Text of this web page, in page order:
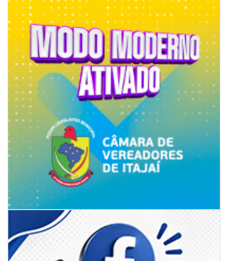
CAMBORIÚ
06/08/2026 | 07:00
Camboriú: exposição de arte transforma o Paço Municipal em um espaço
de cultura